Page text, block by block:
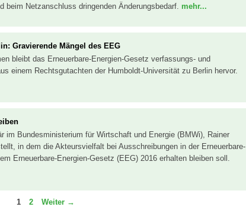
beim Netzanschluss dringenden Änderungsbedarf. mehr...
Gravierende Mängel des EEG
bleibt das Erneuerbare-Energien-Gesetz verfassungs- und
einem Rechtsgutachten der Humboldt-Universität zu Berlin hervor.
im Bundesministerium für Wirtschaft und Energie (BMWi), Rainer
in dem die Akteursvielfalt bei Ausschreibungen in der Erneuerbare-
Erneuerbare-Energien-Gesetz (EEG) 2016 erhalten bleiben soll.
Seite
1 Seite
2 Weiter →